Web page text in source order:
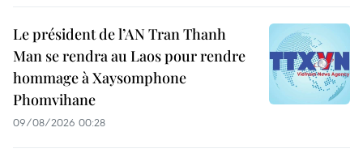
Le président de l’AN Tran Thanh
Man se rendra au Laos pour rendre
hommage à Xaysomphone
Phomvihane
09/08/2026 00:28